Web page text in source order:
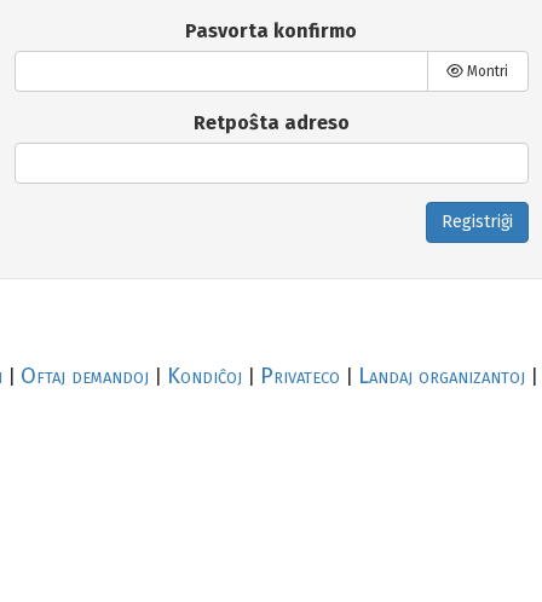
Pasvorta konfirmo
Montri
Retpoŝta adreso
Registriĝi
Oftaj demandoj Kondiĉoj Privateco Landaj organizantoj